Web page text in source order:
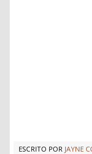
ESCRITO POR JAYNE